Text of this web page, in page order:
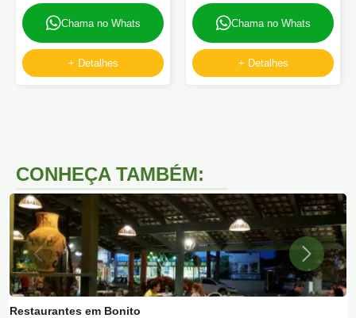
Chama no Whats
+ Detalhes
Chama no Whats
+ Detalhes
CONHEÇA TAMBÉM:
Restaurantes em Bonito